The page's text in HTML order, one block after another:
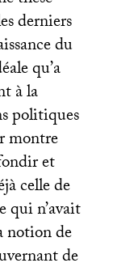
derniers
du
qu’a
à la
politiques
et
celle de
qui n’avait
notion de